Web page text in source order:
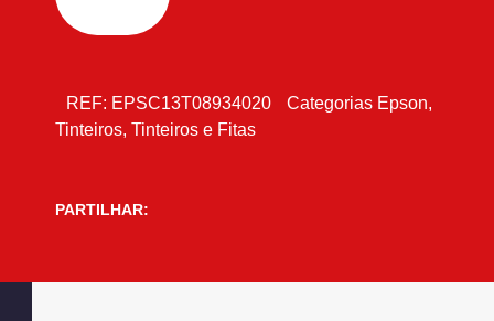
REF: EPSC13T08934020 Categorias Epson,
Tinteiros, Tinteiros e Fitas
PARTILHAR: